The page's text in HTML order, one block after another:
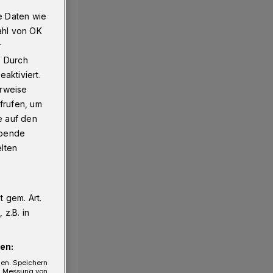
Daten wie
von OK
Durch
um
auf den
gem. Art.
z.B. in
Speichern
von